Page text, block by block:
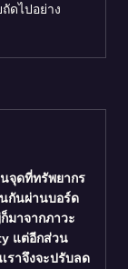
ดไปอย่าง
จุดที่ทรัพยากร
กันผ่านบอร์ด
มาจากภาวะ
แต่อีกส่วน
ราจึงจะปรับลด